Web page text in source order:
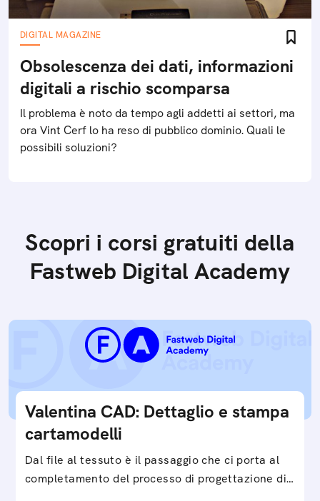
DIGITAL MAGAZINE
Obsolescenza dei dati, informazioni
digitali a rischio scomparsa
Il problema è noto da tempo agli addetti ai settori, ma
ora Vint Cerf lo ha reso di pubblico dominio. Quali le
possibili soluzioni?
Scopri i corsi gratuiti della
Fastweb Digital Academy
Valentina CAD: Dettaglio e stampa
cartamodelli
Dal file al tessuto è il passaggio che ci porta al
completamento del processo di progettazione di